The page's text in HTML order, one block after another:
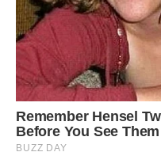
Сподобалася стаття?